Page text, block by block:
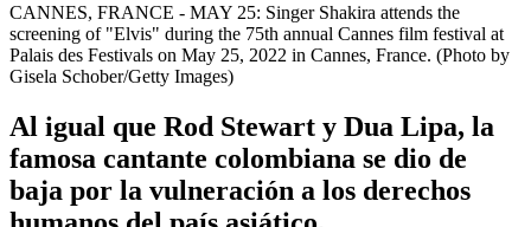
CANNES, FRANCE - MAY 25: Singer Shakira attends the
screening of "Elvis" during the 75th annual Cannes film festival at
Palais des Festivals on May 25, 2022 in Cannes, France. (Photo by
Gisela Schober/Getty Images)
Al igual que Rod Stewart y Dua Lipa, la
famosa cantante colombiana se dio de
baja por la vulneración a los derechos